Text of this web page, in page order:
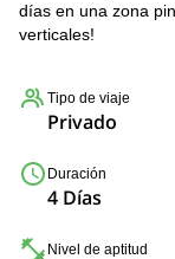
días en una zona
verticales!
Tipo de viaje
Privado
Duración
4 Días
Nivel de aptitud